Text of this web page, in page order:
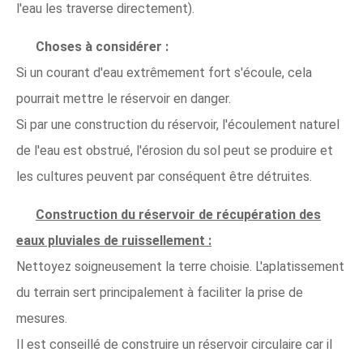
l'eau les traverse directement).
Choses à considérer :
Si un courant d'eau extrêmement fort s'écoule, cela
pourrait mettre le réservoir en danger.
Si par une construction du réservoir, l'écoulement naturel
de l'eau est obstrué, l'érosion du sol peut se produire et
les cultures peuvent par conséquent être détruites.
Construction du réservoir de récupération des
eaux pluviales de ruissellement :
Nettoyez soigneusement la terre choisie. L'aplatissement
du terrain sert principalement à faciliter la prise de
mesures.
Il est conseillé de construire un réservoir circulaire car il